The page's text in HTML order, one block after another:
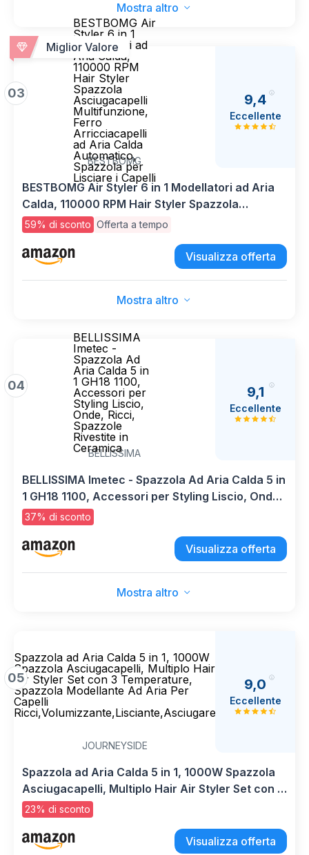
Mostra altro
Miglior Valore
03
BESTBOMG Air
Styler 6 in 1
Modellatori ad
Aria Calda,
110000 RPM
Hair Styler
Spazzola
Asciugacapelli
Multifunzione,
Ferro
Arricciacapelli
ad Aria Calda
Automatico,
Spazzola per
Lisciare i Capelli
BESTBOMG
9,4
Eccellente
BESTBOMG Air Styler 6 in 1 Modellatori ad Aria
Calda, 110000 RPM Hair Styler Spazzola
Asciugacapelli Multifunzione, Ferro
Arricciacapelli ad Aria Calda Automatico,
Spazzola per Lisciare i Capelli
59% di sconto Offerta a tempo
Visualizza offerta
Mostra altro
04
BELLISSIMA
Imetec -
Spazzola Ad
Aria Calda 5 in
1 GH18 1100,
Accessori per
Styling Liscio,
Onde, Ricci,
Spazzole
Rivestite in
Ceramica
BELLISSIMA
9,1
Eccellente
BELLISSIMA Imetec - Spazzola Ad Aria Calda 5 in
1 GH18 1100, Accessori per Styling Liscio, Onde,
Ricci, Spazzole Rivestite in Ceramica
37% di sconto
Visualizza offerta
Mostra altro
05
Spazzola ad Aria Calda 5 in 1, 1000W
Spazzola Asciugacapelli, Multiplo Hair
Air Styler Set con 3 Temperature,
Spazzola Modellante Ad Aria Per
Capelli
Ricci,Volumizzante,Lisciante,Asciugare
JOURNEYSIDE
9,0
Eccellente
Spazzola ad Aria Calda 5 in 1, 1000W Spazzola
Asciugacapelli, Multiplo Hair Air Styler Set con 3
Temperature, Spazzola Modellante Ad Aria Per
Capelli Ricci,Volumizzante,Lisciante,Asciugare
23% di sconto
Visualizza offerta